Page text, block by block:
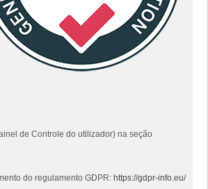
de Controle do utilizador) na seção
do regulamento GDPR: https://gdpr-info.eu/